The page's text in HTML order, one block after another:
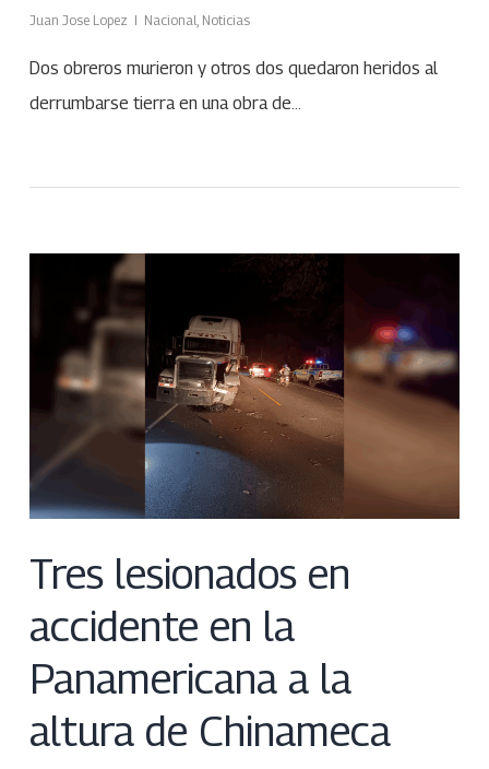
Juan Jose Lopez Nacional Noticias
Dos obreros murieron y otros dos quedaron heridos al
derrumbarse tierra en una obra de…
Tres lesionados en
accidente en la
Panamericana a la
altura de Chinameca